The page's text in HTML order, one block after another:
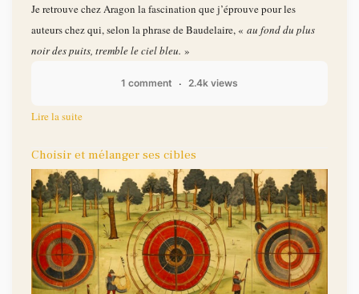
Je retrouve chez Aragon la fascination que j’éprouve pour les
auteurs chez qui, selon la phrase de Baudelaire, « au fond du plus
noir des puits, tremble le ciel bleu. »
1 comment 2.4k views
Lire la suite
Choisir et mélanger ses cibles